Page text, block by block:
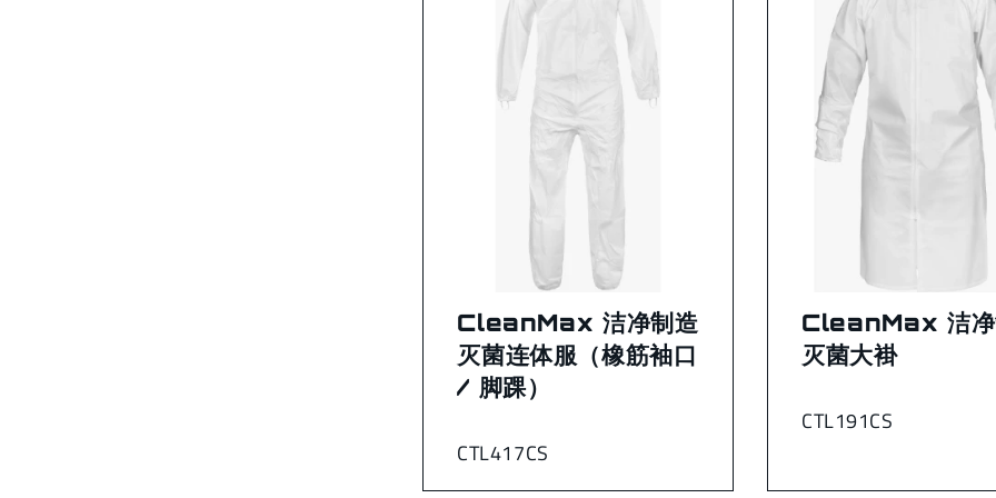
CTL417CS
CleanMax 洁净制造
灭菌连体服（橡筋袖口
/ 脚踝）
CTL191CS
CleanMax 洁净
灭菌大褂